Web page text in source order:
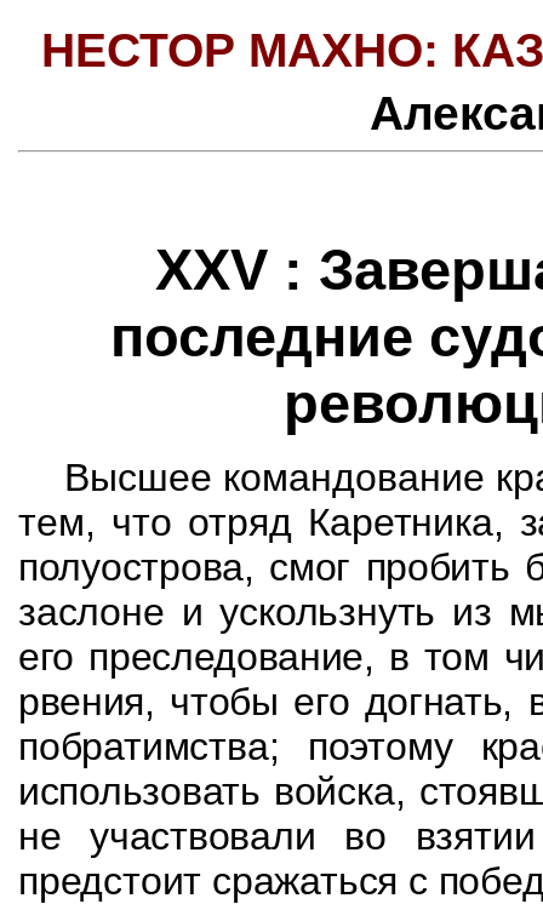
НЕСТОР МАХНО:
XXV :
последние
Высшее командование
тем, что отряд Каретника,
полуострова, смог
заслоне и ускользнуть из
его преследование, в том
рвения, чтобы его догнать,
побратимства; поэтому
использовать войска,
не участвовали во
предстоит сражаться с